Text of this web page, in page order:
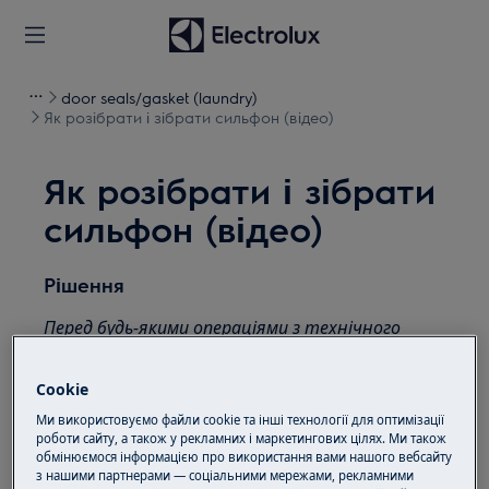
door seals/gasket (laundry)
Як розібрати і зібрати сильфон (відео)
Як розібрати і зібрати
сильфон (відео)
Рішення
Перед будь-якими операціями з технічного
штепсельну вилку від
Завжди будьте обережні, пересуваючи
прилади, для важких приладів потрібно
пересувати їх двоє людей.
Cookie
Ми використовуємо файли cookie та інші технології для оптимізації
роботи сайту, а також у рекламних і маркетингових цілях. Ми також
обмінюємося інформацією про використання вами нашого вебсайту
з нашими партнерами — соціальними мережами, рекламними